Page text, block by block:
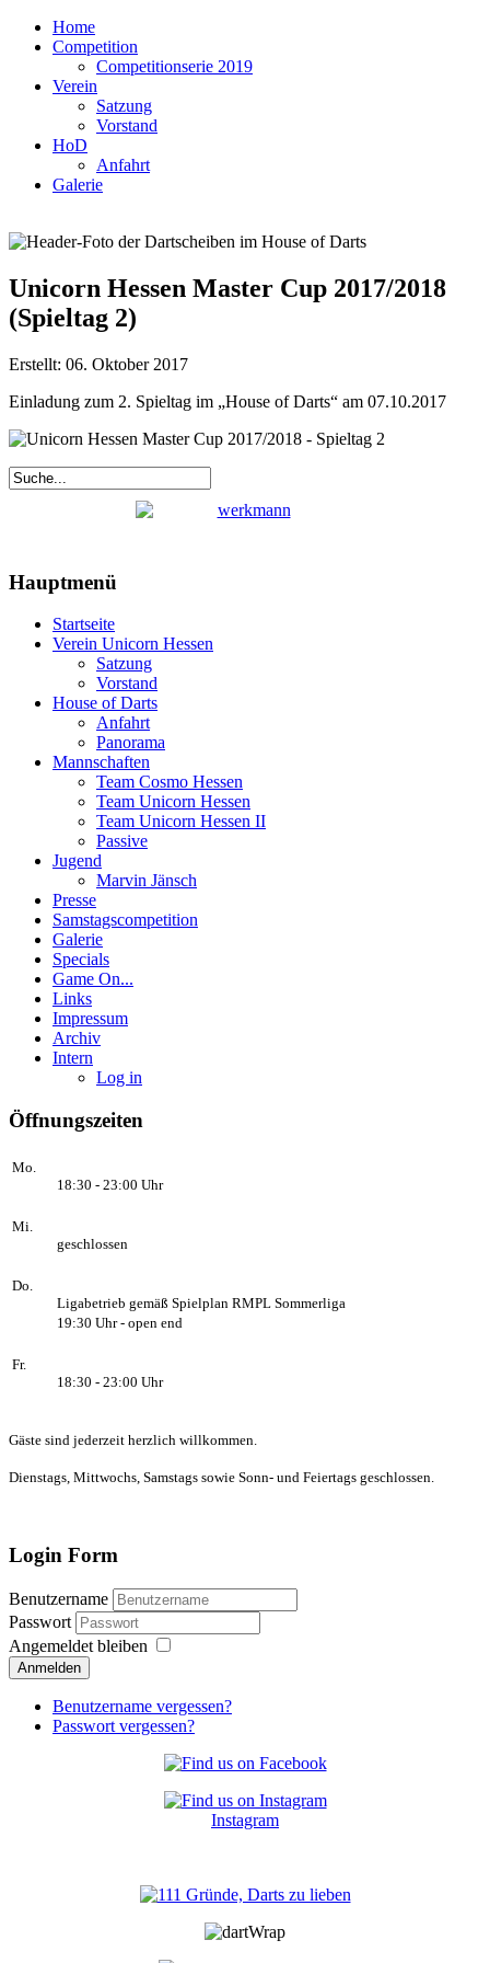
Home
Competition
Competitionserie 2019
Verein
Satzung
Vorstand
HoD
Anfahrt
Galerie
Unicorn Hessen Master Cup 2017/2018
(Spieltag 2)
Erstellt: 06. Oktober 2017
Einladung zum 2. Spieltag im „House of Darts“ am 07.10.2017
Hauptmenü
Startseite
Verein Unicorn Hessen
Satzung
Vorstand
House of Darts
Anfahrt
Panorama
Mannschaften
Team Cosmo Hessen
Team Unicorn Hessen
Team Unicorn Hessen II
Passive
Jugend
Marvin Jänsch
Presse
Samstagscompetition
Galerie
Specials
Game On...
Links
Impressum
Archiv
Intern
Log in
Öffnungszeiten
Mo.
18:30 - 23:00 Uhr
Mi.
geschlossen
Do.
Ligabetrieb gemäß Spielplan RMPL Sommerliga
19:30 Uhr - open end
Fr.
18:30 - 23:00 Uhr
Gäste sind jederzeit herzlich willkommen.
Dienstags, Mittwochs, Samstags sowie Sonn- und Feiertags geschlossen.
Login Form
Benutzername
Passwort
Angemeldet bleiben
Anmelden
Benutzername vergessen?
Passwort vergessen?
Instagram